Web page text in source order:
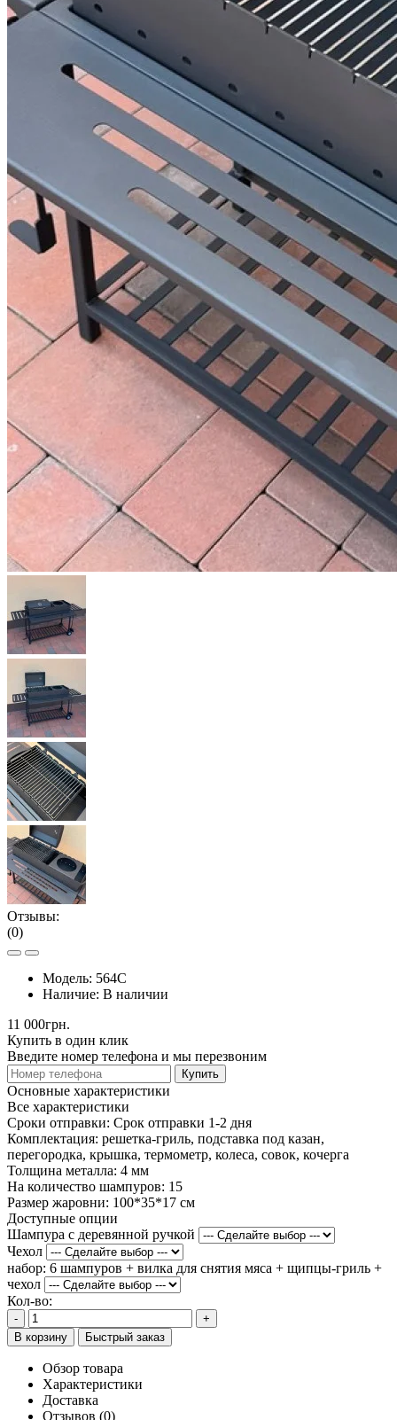
Отзывы:
(0)
Модель: 564С
Наличие: В наличии
11 000грн.
Купить в один клик
Введите номер телефона и мы перезвоним
Купить
Основные характеристики
Все характеристики
Сроки отправки: Срок отправки 1-2 дня
Комплектация: решетка-гриль, подставка под казан,
перегородка, крышка, термометр, колеса, совок, кочерга
Толщина металла: 4 мм
На количество шампуров: 15
Размер жаровни: 100*35*17 см
Доступные опции
Шампура с деревянной ручкой
Чехол
набор: 6 шампуров + вилка для снятия мяса + щипцы-гриль +
чехол
Кол-во:
-
+
В корзину
Быстрый заказ
Обзор товара
Характеристики
Доставка
Отзывов (0)